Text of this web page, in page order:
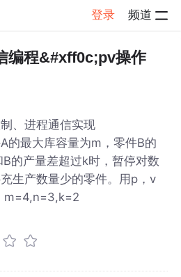
登录 频道
子详情
编程&#xff0c;pv操作
、进程通信实现
的最大库容量为m，零件B的
的产量差超过k时，暂停对数
生产数量少的零件。用p，v
m=4,n=3,k=2